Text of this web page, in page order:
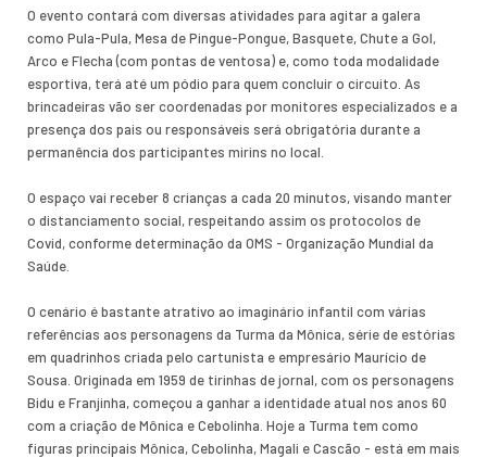
O evento contará com diversas atividades para agitar a galera
como Pula-Pula, Mesa de Pingue-Pongue, Basquete, Chute a Gol,
Arco e Flecha (com pontas de ventosa) e, como toda modalidade
esportiva, terá até um pódio para quem concluir o circuito. As
brincadeiras vão ser coordenadas por monitores especializados e a
presença dos pais ou responsáveis será obrigatória durante a
permanência dos participantes mirins no local.
O espaço vai receber 8 crianças a cada 20 minutos, visando manter
o distanciamento social, respeitando assim os protocolos de
Covid, conforme determinação da OMS - Organização Mundial da
Saúde.
O cenário é bastante atrativo ao imaginário infantil com várias
referências aos personagens da Turma da Mônica, série de estórias
em quadrinhos criada pelo cartunista e empresário Maurício de
Sousa. Originada em 1959 de tirinhas de jornal, com os personagens
Bidu e Franjinha, começou a ganhar a identidade atual nos anos 60
com a criação de Mônica e Cebolinha. Hoje a Turma tem como
figuras principais Mônica, Cebolinha, Magali e Cascão - está em mais